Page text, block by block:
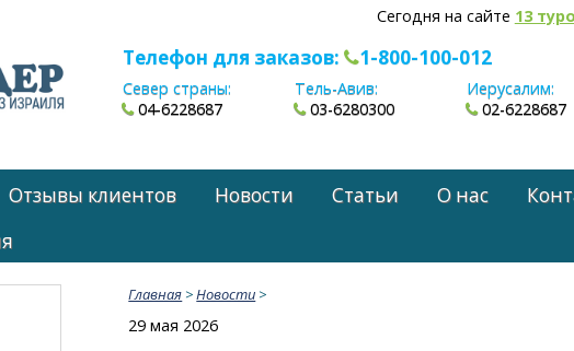
Сегодня на сайте 13
Телефон для заказов: 1-800-100-012
Север страны:
04-6228687
Тель-Авив:
03-6280300
Иерусалим:
02-6228687
Отзывы клиентов Новости Статьи О нас
Главная >Новости >
29 мая 2026